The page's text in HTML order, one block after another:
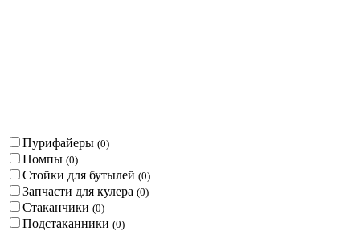
Пурифайеры (0)
Помпы (0)
Стойки для бутылей (0)
Запчасти для кулера (0)
Стаканчики (0)
Подстаканники (0)